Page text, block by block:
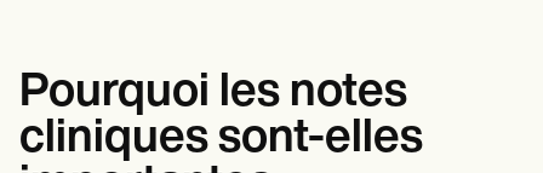
Pourquoi les notes
cliniques sont-elles